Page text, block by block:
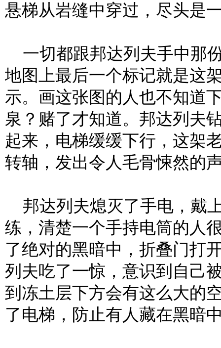
悬梯从岩缝中穿过，尽头是
一切都跟邦达列夫手中那
地图上最后一个标记就是这
示。画这张图的人也不知道
泉？赌了才知道。邦达列夫
起来，电梯缓缓下行，这架
转轴，发出令人毛骨悚然的
邦达列夫熄灭了手电，戴
练，清楚一个手持电筒的人
了绝对的黑暗中，折叠门打
列夫吃了一惊，意识到自己
到冻土层下方会有这么大的
了电梯，防止有人藏在黑暗